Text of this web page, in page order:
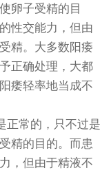
卵子受精的目
性交能力，但由
精。大多数阳痿
正确处理，大都
痿轻率地当成不
正常的，只不过是
精的目的。而患
，但由于精液不